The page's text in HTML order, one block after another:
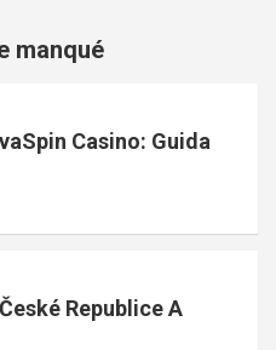
manqué
Casino: Guida
Republice A